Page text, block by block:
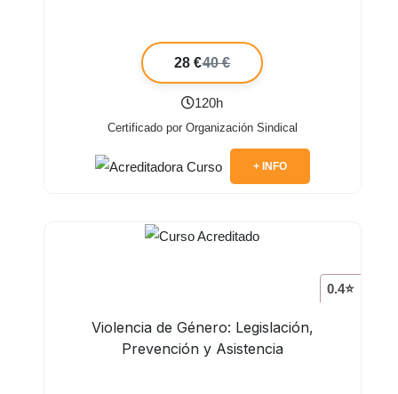
28 €40 €
120h
Certificado por Organización Sindical
+ INFO
0.4⭐
Violencia de Género: Legislación,
Prevención y Asistencia